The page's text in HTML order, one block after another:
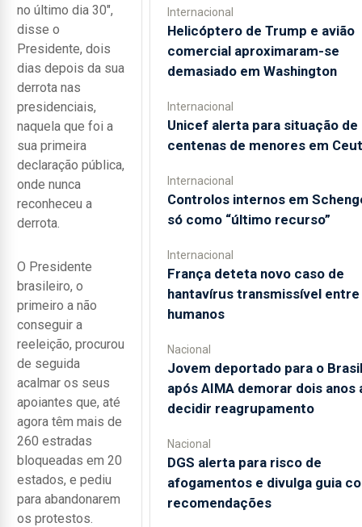
no último dia 30",
disse o
Presidente, dois
dias depois da sua
derrota nas
presidenciais,
naquela que foi a
sua primeira
declaração pública,
onde nunca
reconheceu a
derrota.
O Presidente
brasileiro, o
primeiro a não
conseguir a
reeleição, procurou
de seguida
acalmar os seus
apoiantes que, até
agora têm mais de
260 estradas
bloqueadas em 20
estados, e pediu
para abandonarem
os protestos.
Internacional
Helicóptero de Trump e avião
comercial aproximaram-se
demasiado em Washington
Internacional
Unicef alerta para situação de
centenas de menores em
Internacional
Controlos internos em
só como “último recurso”
Internacional
França deteta novo caso de
hantavírus transmissível entre
humanos
Nacional
Jovem deportado para o Brasil
após AIMA demorar dois anos
decidir reagrupamento
Nacional
DGS alerta para risco de
afogamentos e divulga guia
recomendações